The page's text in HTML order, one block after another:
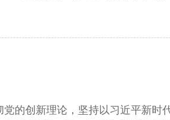
党的创新理论，坚持以习近平新时